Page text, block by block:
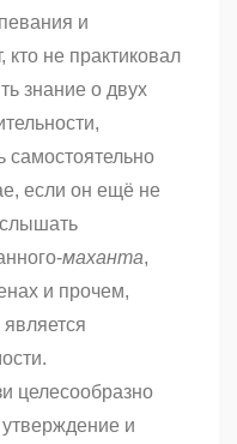
и
кто не практиковал
знание о двух
самостоятельно
если он ещё не
маханта,
и прочем,
целесообразно
и